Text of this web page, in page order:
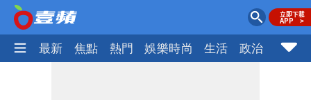
最新 焦點 熱門 娛樂時尚 生活 政治 社會